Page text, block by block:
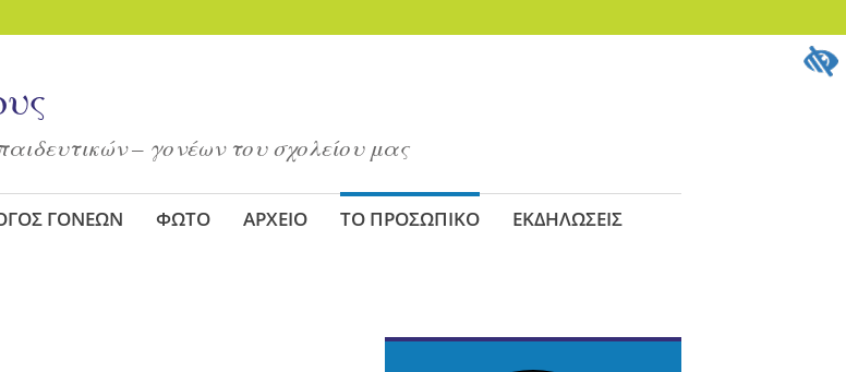
– γονέων του σχολείου μας
ΓΟΝΕΩΝ ΦΩΤΟ ΑΡΧΕΙΟ ΤΟ ΠΡΟΣΩΠΙΚΟ ΕΚΔΗΛΩΣΕΙΣ